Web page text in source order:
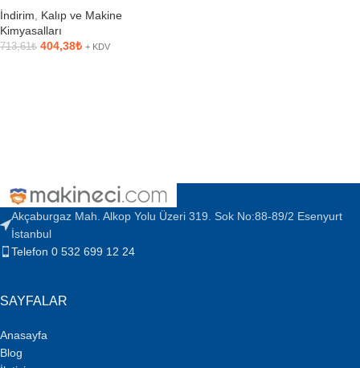
İndirim
Kalıp ve Makine
Kimyasalları
713,61₺ 404,38₺ + KDV
Akçaburgaz Mah. Alkop Yolu Üzeri 319. Sok No:88-89/2 Esenyurt
İstanbul
Telefon 0 532 699 12 24
SAYFALAR
Anasayfa
Blog